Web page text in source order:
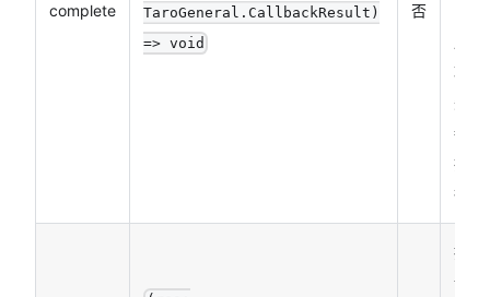
complete
TaroGeneral.CallbackResult)
=> void
否
功、
失败
都会
执
行）
接口
调用